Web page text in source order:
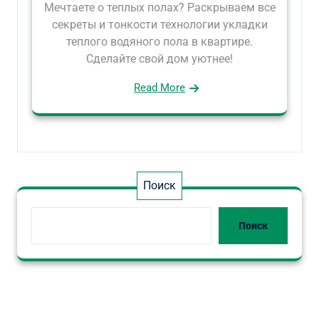
Мечтаете о теплых полах? Раскрываем все
секреты и тонкости технологии укладки
теплого водяного пола в квартире.
Сделайте свой дом уютнее!
Read More
Поиск
Поиск